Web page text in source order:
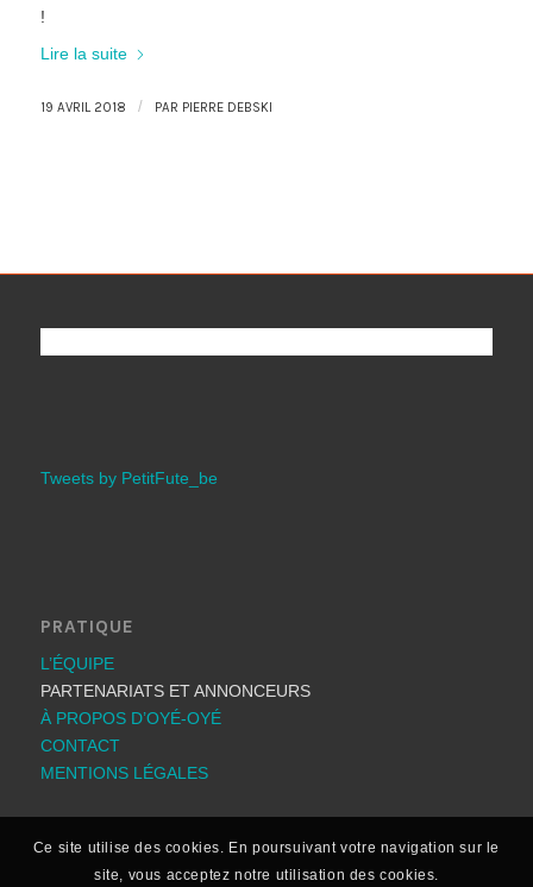
!
Lire la suite
19 AVRIL 2018 / PAR PIERRE DEBSKI
Tweets by PetitFute_be
PRATIQUE
L’ÉQUIPE
PARTENARIATS ET ANNONCEURS
À PROPOS D’OYÉ-OYÉ
CONTACT
MENTIONS LÉGALES
Ce site utilise des cookies. En poursuivant votre navigation sur le
site, vous acceptez notre utilisation des cookies.